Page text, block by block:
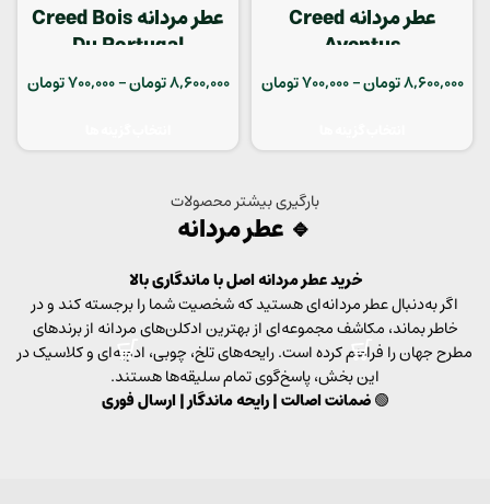
عطر مردانه Creed
Aventus
8,600,000تومان–
700,000تومان
عطر مردانه Creed Bois
Du Portugal
8,600,000تومان–
700,000تومان
بارگیری بیشتر محصولات
🔹 عطر مردانه
خرید عطر مردانه اصل با ماندگاری بالا
اگر به‌دنبال عطر مردانه‌ای هستید که شخصیت شما را برجسته کند و در
خاطر بماند، مکاشف مجموعه‌ای از بهترین ادکلن‌های مردانه از برندهای
مطرح جهان را فراهم کرده است. رایحه‌های تلخ، چوبی، ادویه‌ای و کلاسیک در
این بخش، پاسخ‌گوی تمام سلیقه‌ها هستند.
🟢ضمانت اصالت | رایحه ماندگار | ارسال فوری